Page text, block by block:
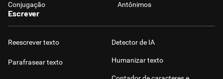
Conjugação Antônimos
Escrever
Reescrever texto
Parafrasear texto
Detector de IA
Humanizar texto